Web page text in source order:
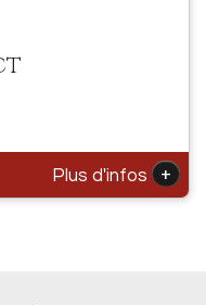
Plus d'infos +